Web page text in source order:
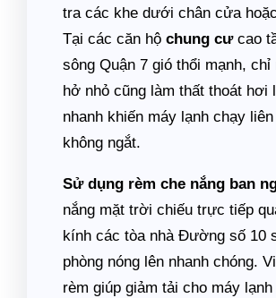
tra các khe dưới chân cửa
Tại các căn hộ chung cưcao
sông Quận 7 gió thổi mạnh, chỉ
hở nhỏ cũng làm thất thoát hơi
nhanh khiến máy lạnh chạy
không ngắt.
Sử dụng rèm che nắng ban
nắng mặt trời chiếu trực tiếp
kính các tòa nhà Đường số 10
phòng nóng lên nhanh chóng.
rèm giúp giảm tải cho máy lạnh